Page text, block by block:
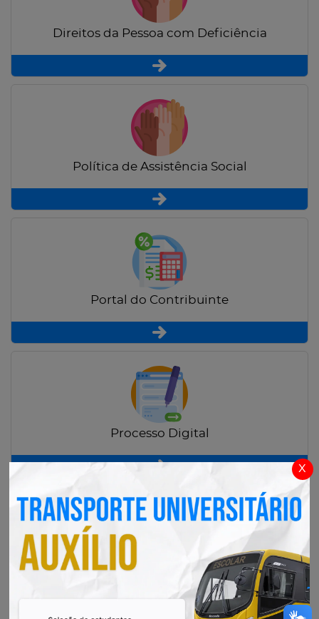
x
Direitos da Pessoa com Deficiência
Política de Assistência Social
Portal do Contribuinte
Processo Digital
Radar Transparência Pública